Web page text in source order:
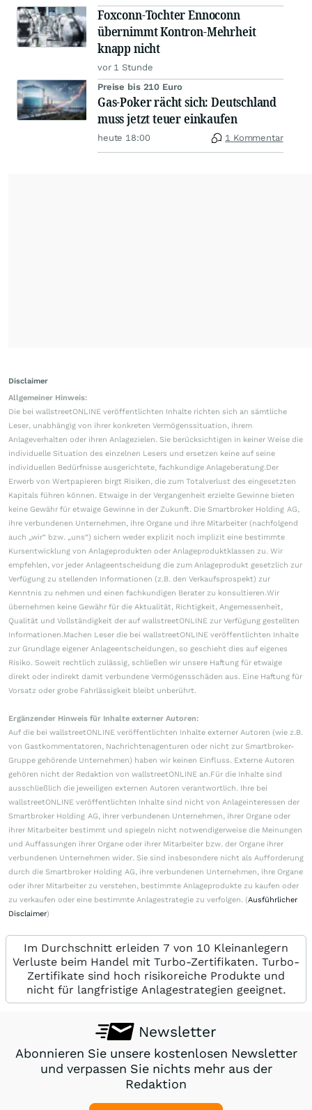
Foxconn-Tochter Ennoconn
übernimmt Kontron-Mehrheit
knapp nicht
vor 1 Stunde
Preise bis 210 Euro
Gas-Poker rächt sich: Deutschland
muss jetzt teuer einkaufen
heute 18:00 1 Kommentar
Disclaimer
Allgemeiner Hinweis:
Die bei wallstreetONLINE veröffentlichten Inhalte richten sich an sämtliche
Leser, unabhängig von ihrer konkreten Vermögenssituation, ihrem
Anlageverhalten oder ihren Anlagezielen. Sie berücksichtigen in keiner Weise die
individuelle Situation des einzelnen Lesers und ersetzen keine auf seine
individuellen Bedürfnisse ausgerichtete, fachkundige Anlageberatung.Der
Erwerb von Wertpapieren birgt Risiken, die zum Totalverlust des eingesetzten
Kapitals führen können. Etwaige in der Vergangenheit erzielte Gewinne bieten
keine Gewähr für etwaige Gewinne in der Zukunft. Die Smartbroker Holding AG,
ihre verbundenen Unternehmen, ihre Organe und ihre Mitarbeiter (nachfolgend
auch „wir“ bzw. „uns“) sichern weder explizit noch implizit eine bestimmte
Kursentwicklung von Anlageprodukten oder Anlageproduktklassen zu. Wir
empfehlen, vor jeder Anlageentscheidung die zum Anlageprodukt gesetzlich zur
Verfügung zu stellenden Informationen (z.B. den Verkaufsprospekt) zur
Kenntnis zu nehmen und einen fachkundigen Berater zu konsultieren.Wir
übernehmen keine Gewähr für die Aktualität, Richtigkeit, Angemessenheit,
Qualität und Vollständigkeit der auf wallstreetONLINE zur Verfügung gestellten
Informationen.Machen Leser die bei wallstreetONLINE veröffentlichten Inhalte
zur Grundlage eigener Anlageentscheidungen, so geschieht dies auf eigenes
Risiko. Soweit rechtlich zulässig, schließen wir unsere Haftung für etwaige
direkt oder indirekt damit verbundene Vermögensschäden aus. Eine Haftung für
Vorsatz oder grobe Fahrlässigkeit bleibt unberührt.
Ergänzender Hinweis für Inhalte externer Autoren:
Auf die bei wallstreetONLINE veröffentlichten Inhalte externer Autoren (wie z.B.
von Gastkommentatoren, Nachrichtenagenturen oder nicht zur Smartbroker-
Gruppe gehörende Unternehmen) haben wir keinen Einfluss. Externe Autoren
gehören nicht der Redaktion von wallstreetONLINE an.Für die Inhalte sind
ausschließlich die jeweiligen externen Autoren verantwortlich. Ihre bei
wallstreetONLINE veröffentlichten Inhalte sind nicht von Anlageinteressen der
Smartbroker Holding AG, ihrer verbundenen Unternehmen, ihrer Organe oder
ihrer Mitarbeiter bestimmt und spiegeln nicht notwendigerweise die Meinungen
und Auffassungen ihrer Organe oder ihrer Mitarbeiter bzw. der Organe ihrer
verbundenen Unternehmen wider. Sie sind insbesondere nicht als Aufforderung
durch die Smartbroker Holding AG, ihre verbundenen Unternehmen, ihre Organe
oder ihrer Mitarbeiter zu verstehen, bestimmte Anlageprodukte zu kaufen oder
zu verkaufen oder eine bestimmte Anlagestrategie zu verfolgen. (Ausführlicher
Disclaimer)
Im Durchschnitt erleiden 7 von 10 Kleinanlegern
Verluste beim Handel mit Turbo-Zertifikaten. Turbo-
Zertifikate sind hoch risikoreiche Produkte und
nicht für langfristige Anlagestrategien geeignet.
Newsletter
Abonnieren Sie unsere kostenlosen Newsletter
und verpassen Sie nichts mehr aus der
Redaktion